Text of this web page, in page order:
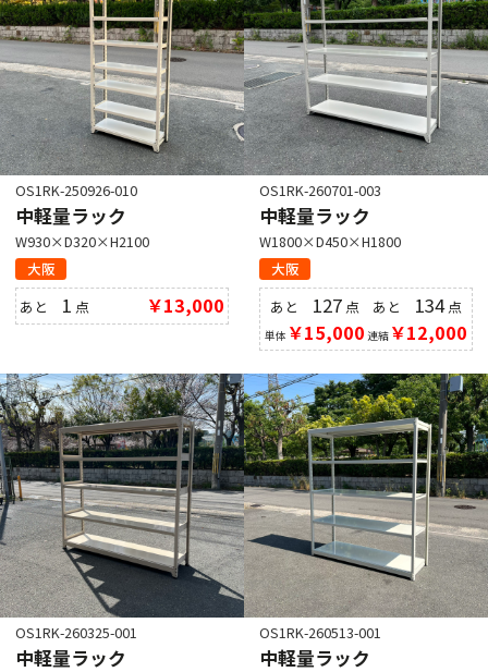
OS1RK-250926-010
中軽量ラック
W930×D320×H2100
大阪
あと 1 点 ￥13,000
OS1RK-260701-003
中軽量ラック
W1800×D450×H1800
大阪
あと 127 点
単体 ￥15,000
あと 134点
連結￥12,000
OS1RK-260325-001
中軽量ラック
OS1RK-260513-001
中軽量ラック